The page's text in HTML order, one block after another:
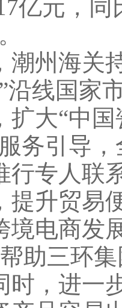
亿元，
海关持
沿线国家
扩大“中
务引导
行专人联
提升贸易
境电商发
助三环
时，进一